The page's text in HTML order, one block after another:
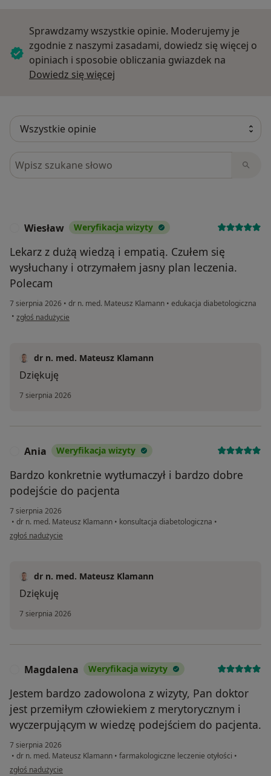
Sprawdzamy wszystkie opinie. Moderujemy je
zgodnie z naszymi zasadami, dowiedz się więcej o
opiniach i sposobie obliczania gwiazdek na
Dowiedz się więcej
Szukaj w opiniach
Wiesław Weryfikacja wizyty
Lekarz z dużą wiedzą i empatią. Czułem się
wysłuchany i otrzymałem jasny plan leczenia.
Polecam
7 sierpnia 2026 • dr n. med. Mateusz Klamann • edukacja diabetologiczna
• w opinii użytkownika Wiesław
zgłoś nadużycie
dr n. med. Mateusz Klamann
Dziękuję
7 sierpnia 2026
Ania Weryfikacja wizyty
Bardzo konkretnie wytłumaczył i bardzo dobre
podejście do pacjenta
7 sierpnia 2026
• dr n. med. Mateusz Klamann • konsultacja diabetologiczna •
w opinii użytkownika Ania
zgłoś nadużycie
dr n. med. Mateusz Klamann
Dziękuję
7 sierpnia 2026
Magdalena Weryfikacja wizyty
Jestem bardzo zadowolona z wizyty, Pan doktor
jest przemiłym człowiekiem z merytorycznym i
wyczerpującym w wiedzę podejściem do pacjenta.
7 sierpnia 2026
• dr n. med. Mateusz Klamann • farmakologiczne leczenie otyłości •
w opinii użytkownika Magdalena
zgłoś nadużycie